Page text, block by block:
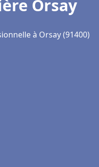
Orsay
à Orsay (91400)